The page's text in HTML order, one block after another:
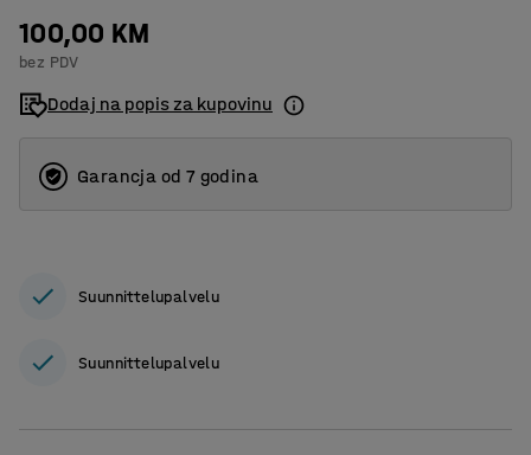
320
400
500
600
100,00 KM
bez PDV
Dodaj na popis za kupovinu
Garancja od 7 godina
Suunnittelupalvelu
Suunnittelupalvelu